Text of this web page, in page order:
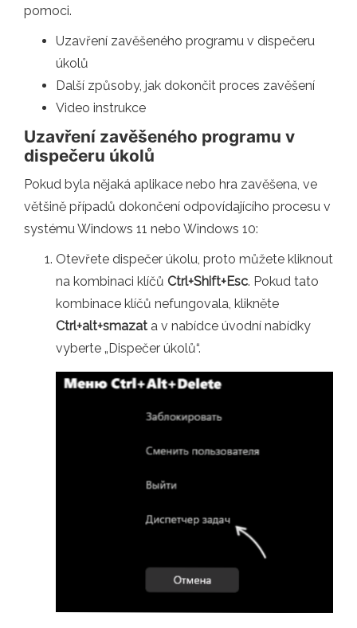
pomoci.
Uzavření zavěšeného programu v dispečeru
úkolů
Další způsoby, jak dokončit proces zavěšení
Video instrukce
Uzavření zavěšeného programu v
dispečeru úkolů
Pokud byla nějaká aplikace nebo hra zavěšena, ve
většině případů dokončení odpovídajícího procesu v
systému Windows 11 nebo Windows 10:
Otevřete dispečer úkolu, proto můžete kliknout
na kombinaci klíčů Ctrl+Shift+Esc. Pokud tato
kombinace klíčů nefungovala, klikněte
Ctrl+alt+smazat a v nabídce úvodní nabídky
vyberte „Dispečer úkolů“.